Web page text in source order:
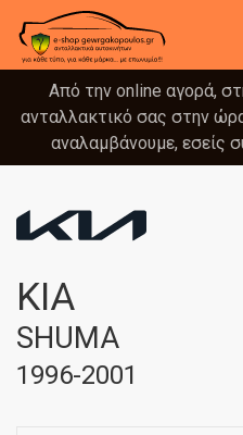
Από την online αγορά,
ανταλλακτικό σας στην
αναλαμβάνουμε, εσείς
KIA
SHUMA
1996-2001